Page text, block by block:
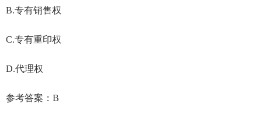
B.专有销售权
C.专有重印权
D.代理权
参考答案：B